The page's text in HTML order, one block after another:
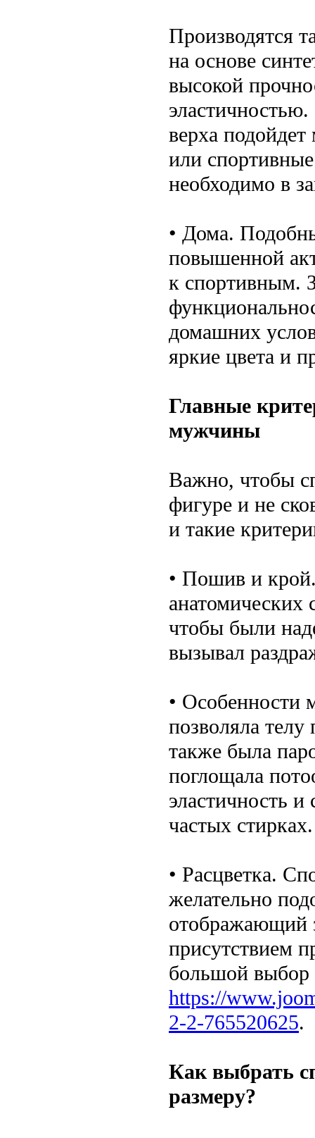
Производятся
на основе
высокой
верха
или
необходимо в
• Дома.
повышенной
к спортивным.
домашних
яркие цвета и
Главные
мужчины
Важно, чтобы
фигуре и не
и такие
• Пошив и
анатомических
чтобы были
вызывал
• Особенности
позволяла телу
также была
поглощала
эластичность
частых стирках.
• Расцветка.
желательно
отображающий
присутствием
большой выбор
https://
2-2-765520625.
Как выбрать
размеру?